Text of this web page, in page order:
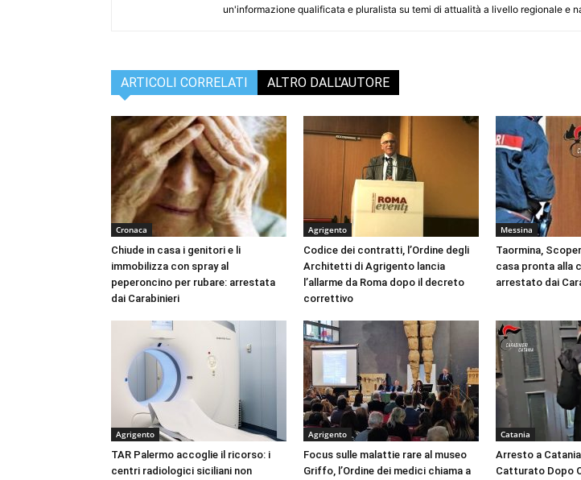
un'informazione qualificata e pluralista su temi di attualità a livello regionale e
ARTICOLI CORRELATI ALTRO DALL'AUTORE
Cronaca
Chiude in casa i genitori e li
immobilizza con spray al
peperoncino per rubare: arrestata
dai Carabinieri
Agrigento
Codice dei contratti, l’Ordine degli
Architetti di Agrigento lancia
l’allarme da Roma dopo il decreto
correttivo
Messina
Taormina,
casa pronta alla
arrestato dai
Agrigento
TAR Palermo accoglie il ricorso: i
centri radiologici siciliani non
Agrigento
Focus sulle malattie rare al museo
Griffo, l’Ordine dei medici chiama a
Catania
Arresto a
Catturato Dopo